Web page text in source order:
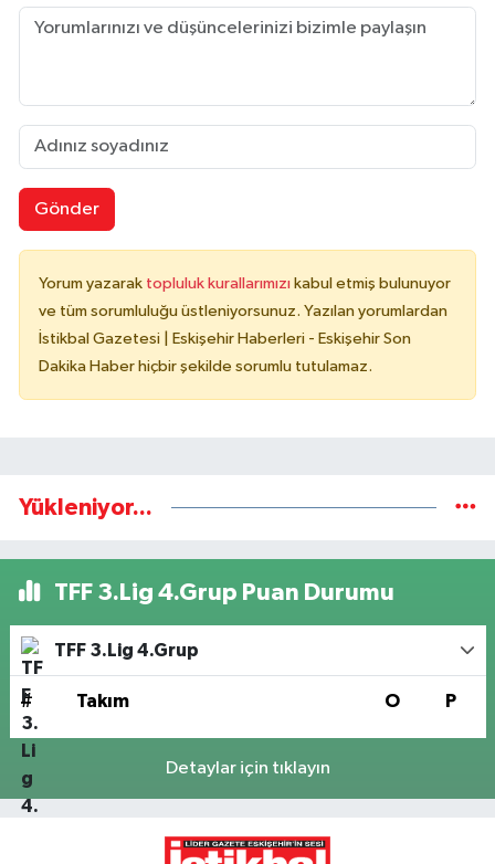
Gönder
Yorum yazarak topluluk kurallarımızı kabul etmiş bulunuyor
ve tüm sorumluluğu üstleniyorsunuz. Yazılan yorumlardan
İstikbal Gazetesi | Eskişehir Haberleri - Eskişehir Son
Dakika Haber hiçbir şekilde sorumlu tutulamaz.
Yükleniyor...
TFF 3.Lig 4.Grup Puan Durumu
TFF 3.Lig 4.Grup
# Takım O P
Detaylar için tıklayın